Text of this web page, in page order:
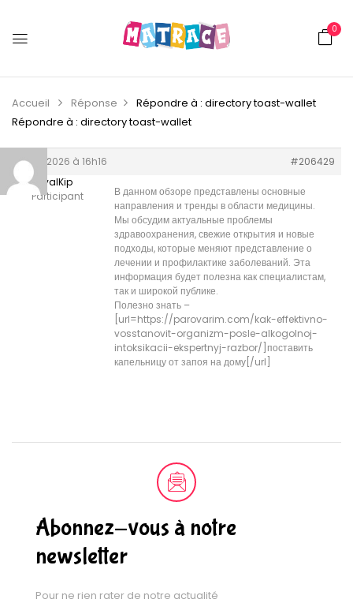
0
Accueil Réponse
Répondre à : directory toast-wallet
Répondre à : directory toast-wallet
9 juin 2026 à 16h16
#206429
OrvalKip
Participant
В данном обзоре представлены основные
направления и тренды в области медицины.
Мы обсудим актуальные проблемы
здравоохранения, свежие открытия и новые
подходы, которые меняют представление о
лечении и профилактике заболеваний. Эта
информация будет полезна как специалистам,
так и широкой публике.
Полезно знать –
[url=https://parovarim.com/kak-effektivno-
vosstanovit-organizm-posle-alkogolnoj-
intoksikacii-ekspertnyj-razbor/]поставить
капельницу от запоя на дому[/url]
Abonnez-vous à notre
newsletter
Pour ne rien rater de notre actualité